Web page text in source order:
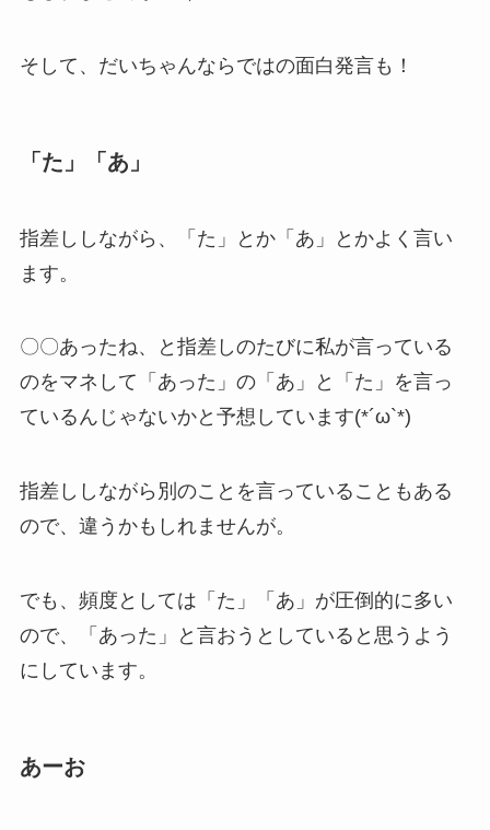
そして、だいちゃんならではの面白発言も！
「た」「あ」
指差ししながら、「た」とか「あ」とかよく言い
ます。
〇〇あったね、と指差しのたびに私が言っている
のをマネして「あった」の「あ」と「た」を言っ
ているんじゃないかと予想しています(*´ω`*)
指差ししながら別のことを言っていることもある
ので、違うかもしれませんが。
でも、頻度としては「た」「あ」が圧倒的に多い
ので、「あった」と言おうとしていると思うよう
にしています。
あーお